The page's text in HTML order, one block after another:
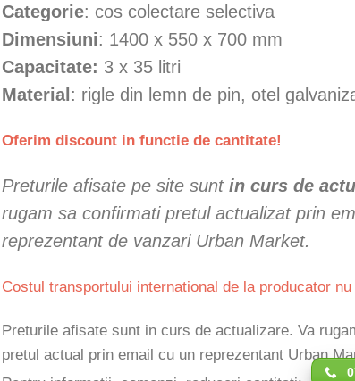
Categorie: cos colectare selectiva
Dimensiuni: 1400 x 550 x 700 mm
Capacitate: 3 x 35 litri
Material : rigle din lemn de pin, otel
Oferim discount in functie de cantitate!
Preturile afisate pe site sunt in curs de
rugam sa confirmati pretul actualizat prin
reprezentant de vanzari Urban Market.
Costul transportului international de la producator
Preturile afisate sunt in curs de actualizare. Va
pretul actual prin email cu un reprezentant Urban